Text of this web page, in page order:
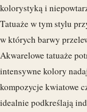
kolorystyką i
Tatuaże w tym stylu
w których barwy
Akwarelowe tatuaże
intensywne kolory
kompozycje kwiatowe
idealnie podkreślają